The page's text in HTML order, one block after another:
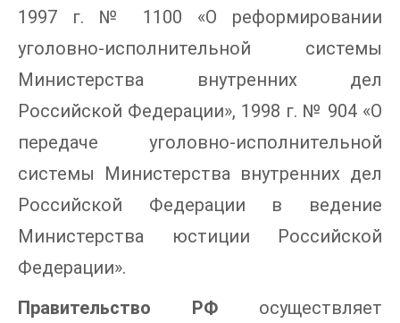
1997 г. № 1100 «О реформировании
уголовно-исполнительной системы
Министерства внутренних дел
Российской Федерации», 1998 г. № 904 «О
передаче уголовно-исполнительной
системы Министерства внутренних дел
Российской Федерации в ведение
Министерства юстиции Российской
Федерации».
Правительство РФ осуществляет